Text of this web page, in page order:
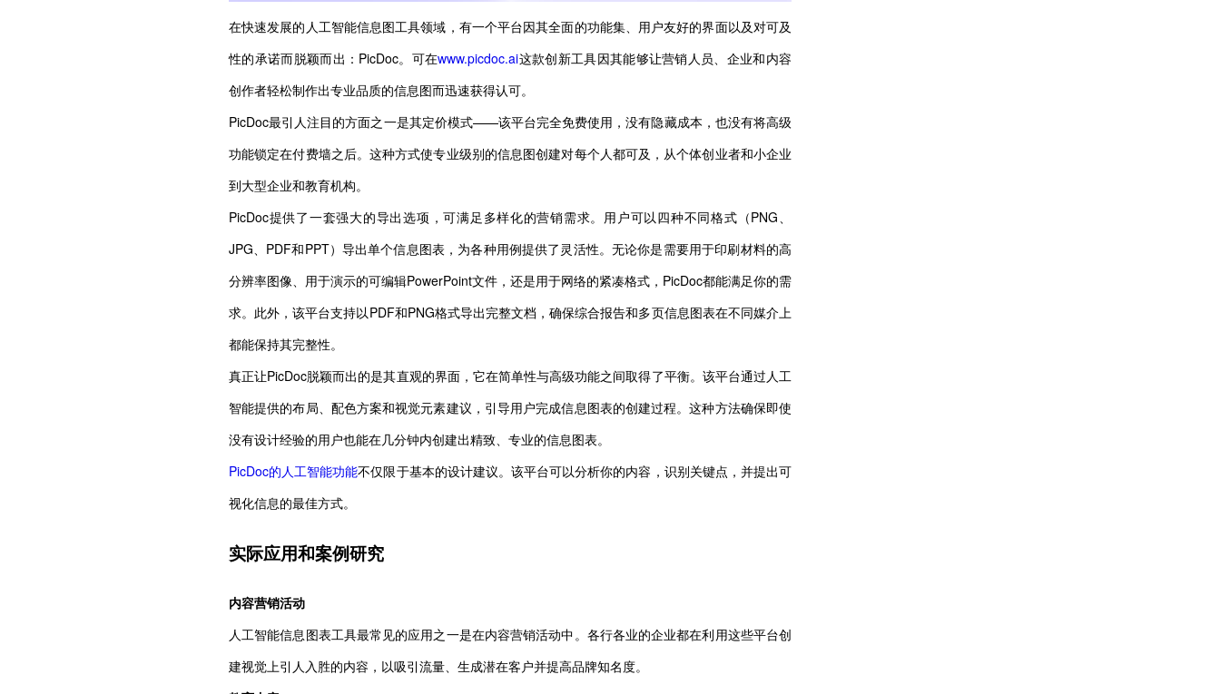
在快速发展的人工智能信息图工具领域，有一个平台因其全面的功能集、用户友好的界面以及对可及
性的承诺而脱颖而出：PicDoc。可在www.picdoc.ai这款创新工具因其能够让营销人员、企业和内容
创作者轻松制作出专业品质的信息图而迅速获得认可。
PicDoc最引人注目的方面之一是其定价模式——该平台完全免费使用，没有隐藏成本，也没有将高级
功能锁定在付费墙之后。这种方式使专业级别的信息图创建对每个人都可及，从个体创业者和小企业
到大型企业和教育机构。
PicDoc提供了一套强大的导出选项，可满足多样化的营销需求。用户可以四种不同格式（PNG、
JPG、PDF和PPT）导出单个信息图表，为各种用例提供了灵活性。无论你是需要用于印刷材料的高
分辨率图像、用于演示的可编辑PowerPoint文件，还是用于网络的紧凑格式，PicDoc都能满足你的需
求。此外，该平台支持以PDF和PNG格式导出完整文档，确保综合报告和多页信息图表在不同媒介上
都能保持其完整性。
真正让PicDoc脱颖而出的是其直观的界面，它在简单性与高级功能之间取得了平衡。该平台通过人工
智能提供的布局、配色方案和视觉元素建议，引导用户完成信息图表的创建过程。这种方法确保即使
没有设计经验的用户也能在几分钟内创建出精致、专业的信息图表。
PicDoc的人工智能功能不仅限于基本的设计建议。该平台可以分析你的内容，识别关键点，并提出可
视化信息的最佳方式。
实际应用和案例研究
内容营销活动
人工智能信息图表工具最常见的应用之一是在内容营销活动中。各行各业的企业都在利用这些平台创
建视觉上引人入胜的内容，以吸引流量、生成潜在客户并提高品牌知名度。